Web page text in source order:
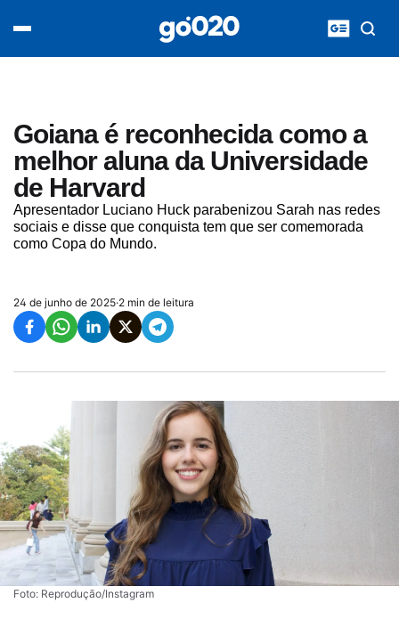
Goiana é reconhecida como a
melhor aluna da Universidade
de Harvard
Apresentador Luciano Huck parabenizou Sarah nas redes
sociais e disse que conquista tem que ser comemorada
como Copa do Mundo.
24 de junho de 2025·2 min de leitura
Foto: Reprodução/Instagram
acontece agora
entretenimento
vídeos
pod020